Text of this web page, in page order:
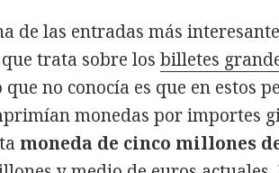
de las entradas más
trata sobre losbilletes
que no conocía es que en estos
monedas por importes
moneda de cinco millones